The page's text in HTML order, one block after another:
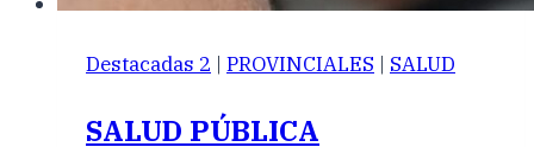
Destacadas 2 | PROVINCIALES | SALUD
SALUD PÚBLICA